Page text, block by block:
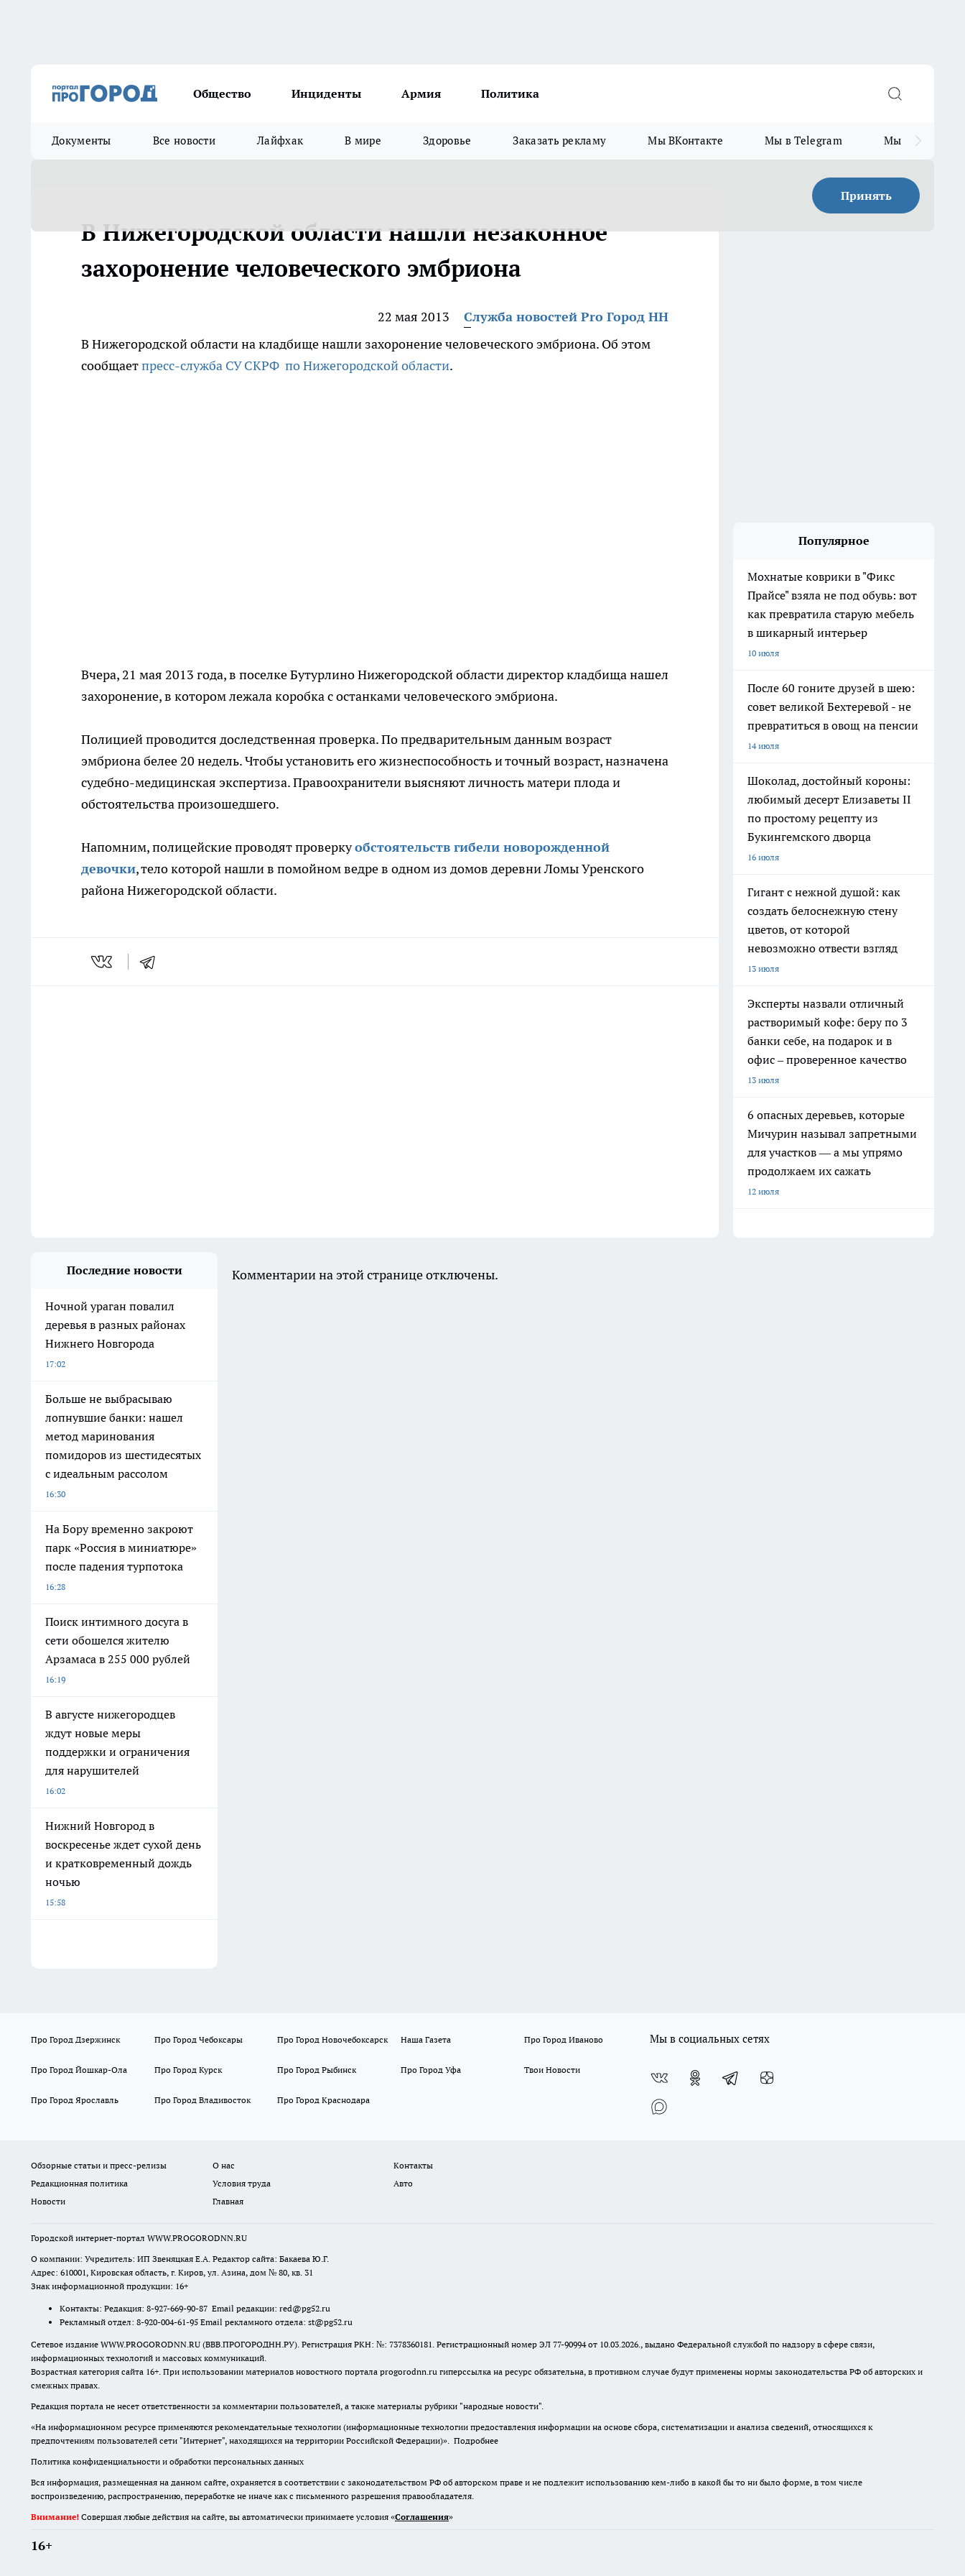
Общество Инциденты Армия Политика
Документы Все новости Лайфхак В мире Здоровье Заказать рекламу Мы ВКонтакте Мы в Telegram Мы в MAX
Принять
В Нижегородской области нашли незаконное
захоронение человеческого эмбриона
22 мая 2013
Служба новостей Pro Город НН
В Нижегородской области на кладбище нашли захоронение человеческого эмбриона. Об этом
сообщаетпресс-служба СУ СКРФ по Нижегородской области.
Вчера, 21 мая 2013 года, в поселке Бутурлино Нижегородской области директор кладбища нашел
захоронение, в котором лежала коробка с останками человеческого эмбриона.
Полицией проводится доследственная проверка. По предварительным данным возраст
эмбриона белее 20 недель. Чтобы установить его жизнеспособность и точный возраст, назначена
судебно-медицинская экспертиза. Правоохранители выясняют личность матери плода и
обстоятельства произошедшего.
Напомним, полицейские проводят проверкуобстоятельств гибели новорожденной
девочки, тело которой нашли в помойном ведре в одном из домов деревни Ломы Уренского
района Нижегородской области.
Популярное
Мохнатые коврики в "Фикс
Прайсе" взяла не под обувь: вот
как превратила старую мебель
в шикарный интерьер
10 июля
После 60 гоните друзей в шею:
совет великой Бехтеревой - не
превратиться в овощ на пенсии
14 июля
Шоколад, достойный короны:
любимый десерт Елизаветы II
по простому рецепту из
Букингемского дворца
16 июля
Гигант с нежной душой: как
создать белоснежную стену
цветов, от которой
невозможно отвести взгляд
13 июля
Эксперты назвали отличный
растворимый кофе: беру по 3
банки себе, на подарок и в
офис – проверенное качество
13 июля
6 опасных деревьев, которые
Мичурин называл запретными
для участков — а мы упрямо
продолжаем их сажать
12 июля
Последние новости
Ночной ураган повалил
деревья в разных районах
Нижнего Новгорода
17:02
Больше не выбрасываю
лопнувшие банки: нашел
метод маринования
помидоров из шестидесятых
с идеальным рассолом
16:30
На Бору временно закроют
парк «Россия в миниатюре»
после падения турпотока
16:28
Поиск интимного досуга в
сети обошелся жителю
Арзамаса в 255 000 рублей
16:19
В августе нижегородцев
ждут новые меры
поддержки и ограничения
для нарушителей
16:02
Нижний Новгород в
воскресенье ждет сухой день
и кратковременный дождь
ночью
15:58
Комментарии на этой странице отключены.
Про Город Дзержинск Про Город Чебоксары Про Город Новочебоксарск Наша Газета Про Город Иваново
Про Город Йошкар-Ола Про Город Курск Про Город Рыбинск Про Город Уфа Твои Новости
Про Город Ярославль Про Город Владивосток Про Город Краснодара
Мы в социальных сетях
Обзорные статьи и пресс-релизы О нас
Контакты
Редакционная политика
Условия труда
Авто
Новости
Главная
Городской интернет-портал WWW.PROGORODNN.RU
О компании: Учредитель: ИП Звеняцкая Е.А. Редактор сайта: Бакаева Ю.Г.
Адрес: 610001, Кировская область, г. Киров, ул. Азина, дом № 80, кв. 31
Знак информационной продукции: 16+
Контакты: Редакция: 8-927-669-90-87 Email редакции: red@pg52.ru
Рекламный отдел: 8-920-004-61-95 Email рекламного отдела: st@pg52.ru
Сетевое издание WWW.PROGORODNN.RU (ВВВ.ПРОГОРОДНН.РУ). Регистрация РКН: №: 7378360181. Регистрационный номер ЭЛ 77-90994 от 10.03.2026., выдано Федеральной службой по надзору в сфере связи,
информационных технологий и массовых коммуникаций.
Возрастная категория сайта 16+. При использовании материалов новостного портала progorodnn.ru гиперссылка на ресурс обязательна, в противном случае будут применены нормы законодательства РФ об авторских и
смежных правах.
Редакция портала не несет ответственности за комментарии пользователей, а также материалы рубрики "народные новости".
«На информационном ресурсе применяются рекомендательные технологии (информационные технологии предоставления информации на основе сбора, систематизации и анализа сведений, относящихся к
предпочтениям пользователей сети "Интернет", находящихся на территории Российской Федерации)». Подробнее
Политика конфиденциальности и обработки персональных данных
Вся информация, размещенная на данном сайте, охраняется в соответствии с законодательством РФ об авторском праве и не подлежит использованию кем-либо в какой бы то ни было форме, в том числе
воспроизведению, распространению, переработке не иначе как с письменного разрешения правообладателя.
Внимание! Совершая любые действия на сайте, вы автоматически принимаете условия «Cоглашения»
16+